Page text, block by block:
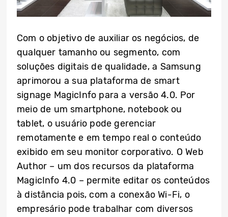
Com o objetivo de auxiliar os negócios, de
qualquer tamanho ou segmento, com
soluções digitais de qualidade, a Samsung
aprimorou a sua plataforma de smart
signage MagicInfo para a versão 4.0. Por
meio de um smartphone, notebook ou
tablet, o usuário pode gerenciar
remotamente e em tempo real o conteúdo
exibido em seu monitor corporativo. O Web
Author – um dos recursos da plataforma
MagicInfo 4.0 – permite editar os conteúdos
à distância pois, com a conexão Wi-Fi, o
empresário pode trabalhar com diversos